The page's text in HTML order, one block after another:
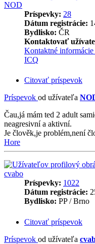
NOD
Príspevky: 28
Dátum registrácie:
Bydlisko: ČR
Kontaktovať
Kontaktné
ICQ
Citovať príspevok
Príspevok od užívateľa
Čau,já mám ted 2 adult
neagresivní a aktivní.
Je člověk,je problém,není
Hore
cvabo
Príspevky: 1022
Dátum registrácie:
Bydlisko: PP / Brno
Citovať príspevok
Príspevok od užívateľa